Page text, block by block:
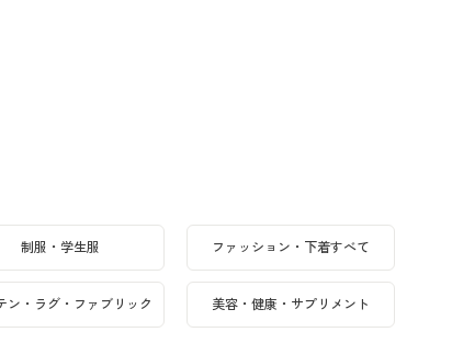
制服・学生服 ファッション・下着すべて
ン・ラグ・ファブリック 美容・健康・サプリメント